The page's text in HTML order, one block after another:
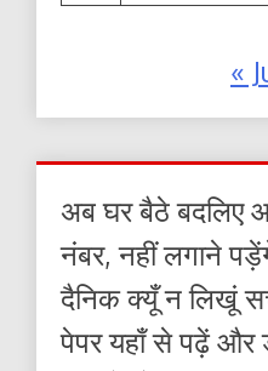
«
अब घर बैठे बदलिए
नंबर, नहीं लगाने
दैनिक क्यूँ न लिखूं
पेपर यहाँ से पढ़ें और